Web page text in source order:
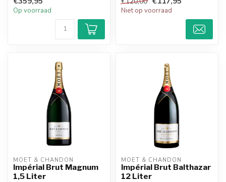
Op voorraad
heeft een f...
Niet op voorraad
MOËT & CHANDON
Impérial Brut Magnum
1,5 Liter
MOËT & CHANDON
Impérial Brut Balthazar
12 Liter